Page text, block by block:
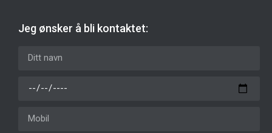
Jeg ønsker å bli kontaktet: